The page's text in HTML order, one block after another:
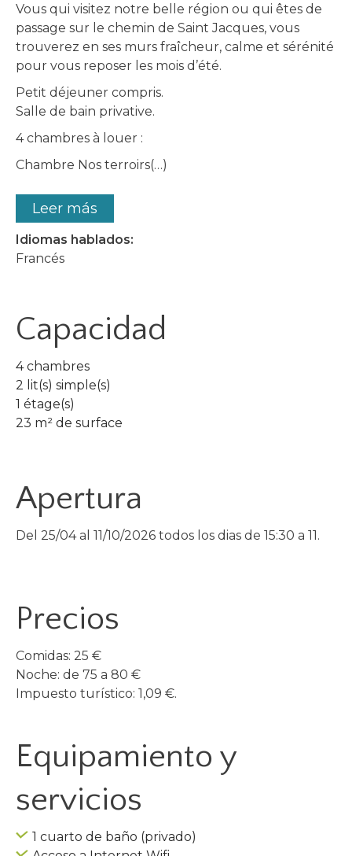
Vous qui visitez notre belle région ou qui êtes de
passage sur le chemin de Saint Jacques, vous
trouverez en ses murs fraîcheur, calme et sérénité
pour vous reposer les mois d’été.
Petit déjeuner compris.
Salle de bain privative.
4 chambres à louer :
Chambre Nos terroirs(…)
Leer más
Idiomas hablados:
Francés
Capacidad
4 chambres
2 lit(s) simple(s)
1 étage(s)
23 m² de surface
Apertura
Del 25/04 al 11/10/2026 todos los dias de 15:30 a 11.
Precios
Comidas: 25 €
Noche: de 75 a 80 €
Impuesto turístico: 1,09 €.
Equipamiento y
servicios
1 cuarto de baño (privado)